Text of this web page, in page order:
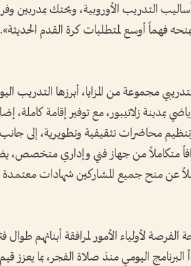
التدريب الأوروبية، ويحتك بمدربين
فهماً أوسع لمتطلبات كرة القدم الحديثة».
مجموعة من المزايا، أبرزها التدريب
بمدينة زلاتيبور، مع توفير إقامة
محاضرات تثقيفية وتطويرية، إلى
متكاملاً من جهاز فني وإداري متخصص،
عن منح جميع المشاركين شهادات معتمدة
الفرصة لأولياء الأمور لمرافقة أبنائهم
اليومي منذ صلاة الفجر، بما يعزز